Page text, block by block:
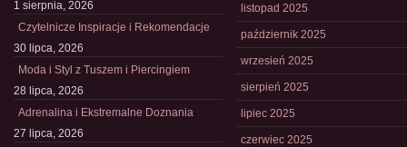
1 sierpnia, 2026
Czytelnicze Inspiracje i Rekomendacje
30 lipca, 2026
Moda i Styl z Tuszem i Piercingiem
28 lipca, 2026
Adrenalina i Ekstremalne Doznania
27 lipca, 2026
listopad 2025
październik 2025
wrzesień 2025
sierpień 2025
lipiec 2025
czerwiec 2025